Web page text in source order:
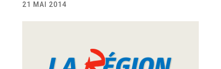
21 MAI 2014